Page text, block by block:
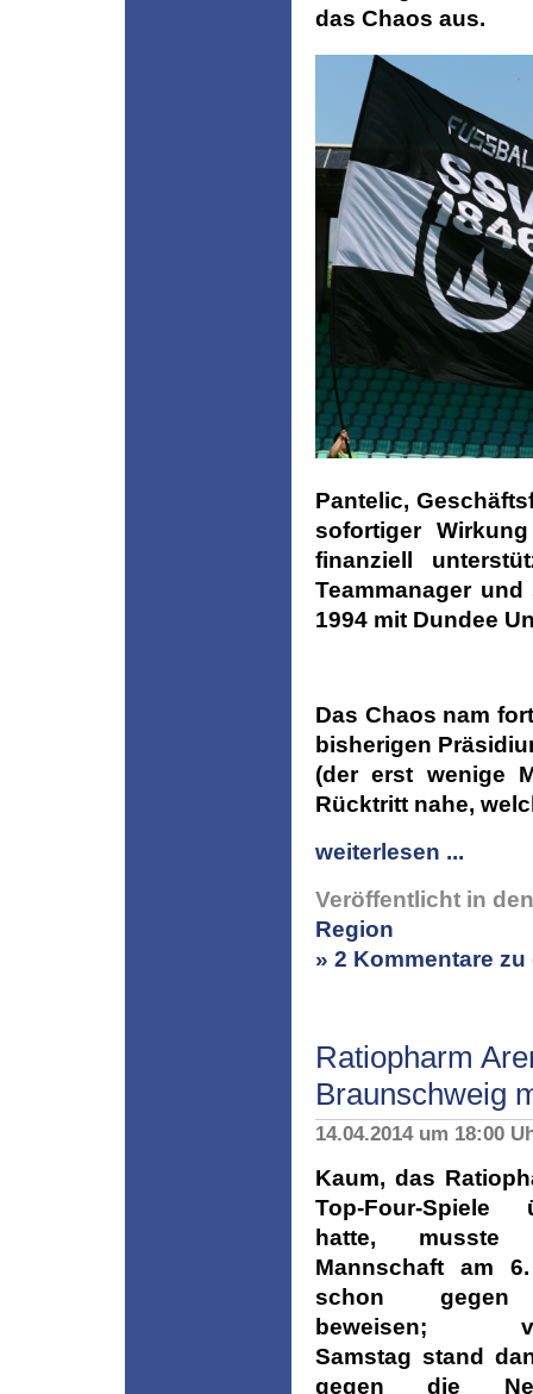
das Chaos aus.
Pantelic,
sofortiger
finanziell
Teammanager
1994 mit Dundee
Das Chaos nam
bisherigen
(der erst wenige
Rücktritt nahe,
weiterlesen ...
Veröffentlicht in
Region
» 2 Kommentare
Ratiopharm
Braunschweig
14.04.2014 um 18:00
Kaum, das
Top-Four-Spiele
hatte,
Mannschaft am
schon gegen
beweisen;
Samstag stand
gegen die